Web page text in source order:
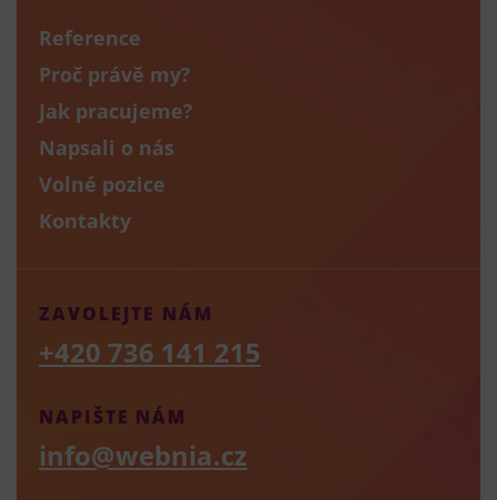
Reference
Proč právě my?
Jak pracujeme?
Napsali o nás
Volné pozice
Kontakty
NAPIŠTE NÁM
info@webnia.cz
ZAVOLEJTE NÁM
+420 736 141 215